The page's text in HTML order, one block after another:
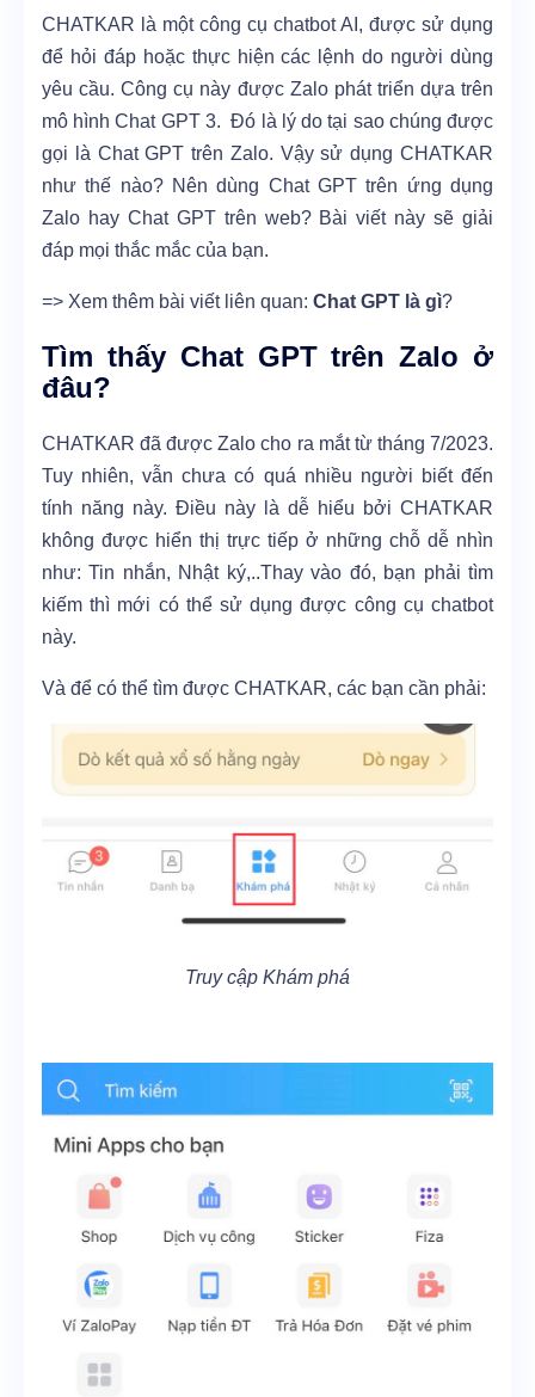
CHATKAR là một công cụ chatbot AI, được sử dụng
để hỏi đáp hoặc thực hiện các lệnh do người dùng
yêu cầu. Công cụ này được Zalo phát triển dựa trên
mô hình Chat GPT 3. Đó là lý do tại sao chúng được
gọi là Chat GPT trên Zalo. Vậy sử dụng CHATKAR
như thế nào? Nên dùng Chat GPT trên ứng dụng
Zalo hay Chat GPT trên web? Bài viết này sẽ giải
đáp mọi thắc mắc của bạn.
=> Xem thêm bài viết liên quan: Chat GPT là gì?
Tìm thấy Chat GPT trên Zalo ở
đâu?
CHATKAR đã được Zalo cho ra mắt từ tháng 7/2023.
Tuy nhiên, vẫn chưa có quá nhiều người biết đến
tính năng này. Điều này là dễ hiểu bởi CHATKAR
không được hiển thị trực tiếp ở những chỗ dễ nhìn
như: Tin nhắn, Nhật ký,..Thay vào đó, bạn phải tìm
kiếm thì mới có thể sử dụng được công cụ chatbot
này.
Và để có thể tìm được CHATKAR, các bạn cần phải:
Truy cập Khám phá